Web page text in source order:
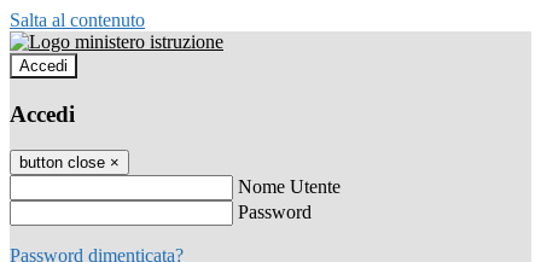
Salta al contenuto
Accedi
Accedi
button close ×
Nome Utente
Password
Password dimenticata?